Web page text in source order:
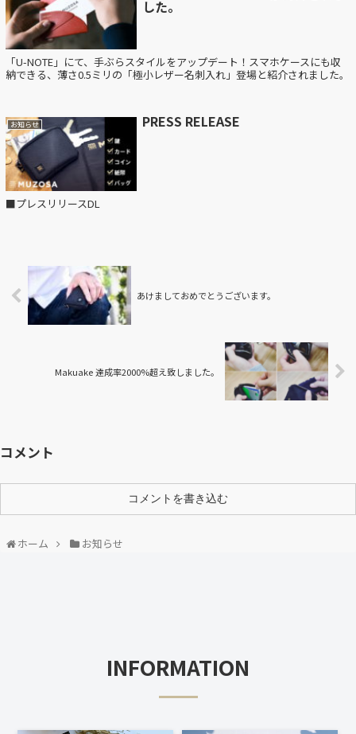
した。
「U-NOTE」にて、手ぶらスタイルをアップデート！スマホケースにも収
納できる、薄さ0.5ミリの「極小レザー名刺入れ」登場と紹介されました。
お知らせ PRESS RELEASE
■プレスリリースDL
あけましておめでとうございます。
Makuake 達成率2000%超え致しました。
コメント
コメントを書き込む
ホーム お知らせ
INFORMATION